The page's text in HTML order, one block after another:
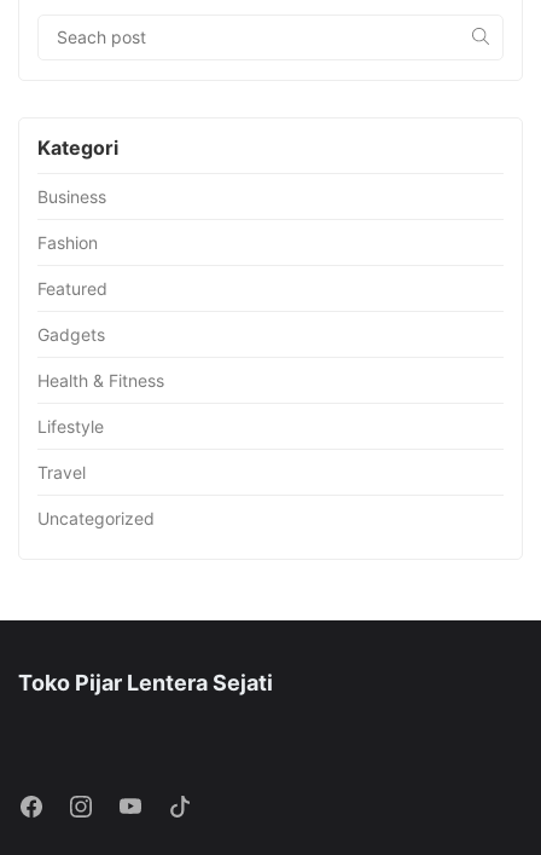
Kategori
Business
Fashion
Featured
Gadgets
Health & Fitness
Lifestyle
Travel
Uncategorized
Toko Pijar Lentera Sejati